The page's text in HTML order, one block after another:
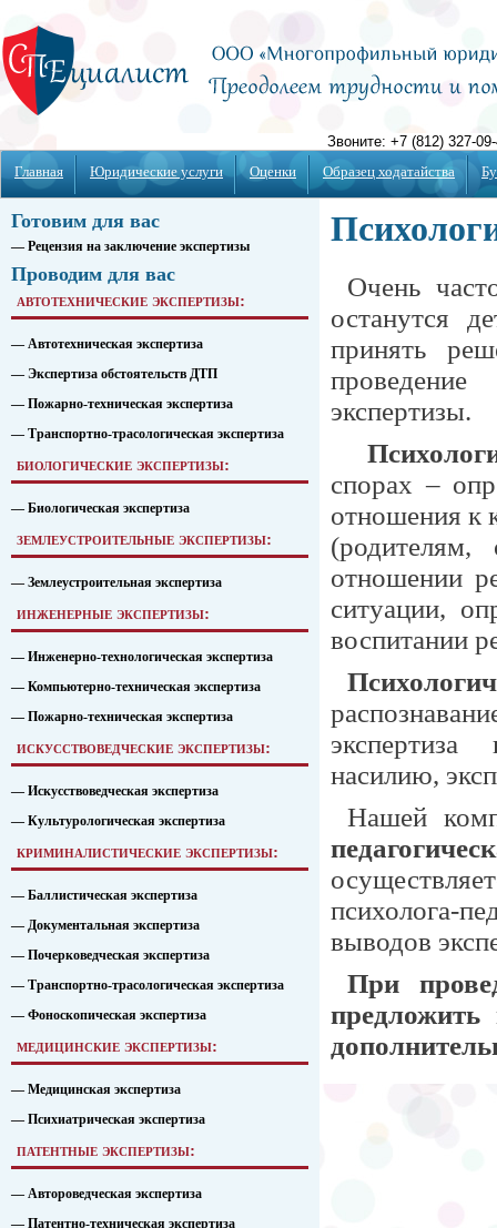
Главная Юридические услуги Оценки Образец ходатайства
Готовим для вас
— Рецензия на заключение экспертизы
Проводим для вас
автотехнические экспертизы:
— Автотехническая экспертиза
— Экспертиза обстоятельств ДТП
— Пожарно-техническая экспертиза
— Транспортно-трасологическая экспертиза
биологические экспертизы:
— Биологическая экспертиза
землеустроительные экспертизы:
— Землеустроительная экспертиза
инженерные экспертизы:
— Инженерно-технологическая экспертиза
— Компьютерно-техническая экспертиза
— Пожарно-техническая экспертиза
искусствоведческие экспертизы:
— Искусствоведческая экспертиза
— Культурологическая экспертиза
криминалистические экспертизы:
— Баллистическая экспертиза
— Документальная экспертиза
— Почерковедческая экспертиза
— Транспортно-трасологическая экспертиза
— Фоноскопическая экспертиза
медицинские экспертизы:
— Медицинская экспертиза
— Психиатрическая экспертиза
патентные экспертизы:
— Автороведческая экспертиза
— Патентно-техническая экспертиза
Очень
останутся
принять
проведение
экспертизы.
спорах –
отношения к
отношении
ситуации,
воспитании
насилию,
Нашей
психолога-
выводов
При
предложить